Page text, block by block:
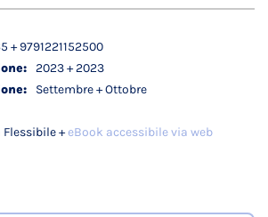
+ 9791221152500
2023 + 2023
Settembre + Ottobre
+eBook accessibile via web